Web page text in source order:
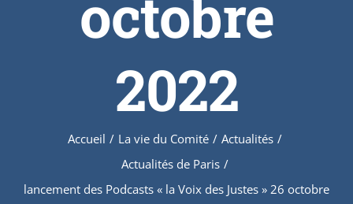
octobre
2022
Accueil / La vie du Comité / Actualités /
Actualités de Paris /
lancement des Podcasts « la Voix des Justes » 26 octobre